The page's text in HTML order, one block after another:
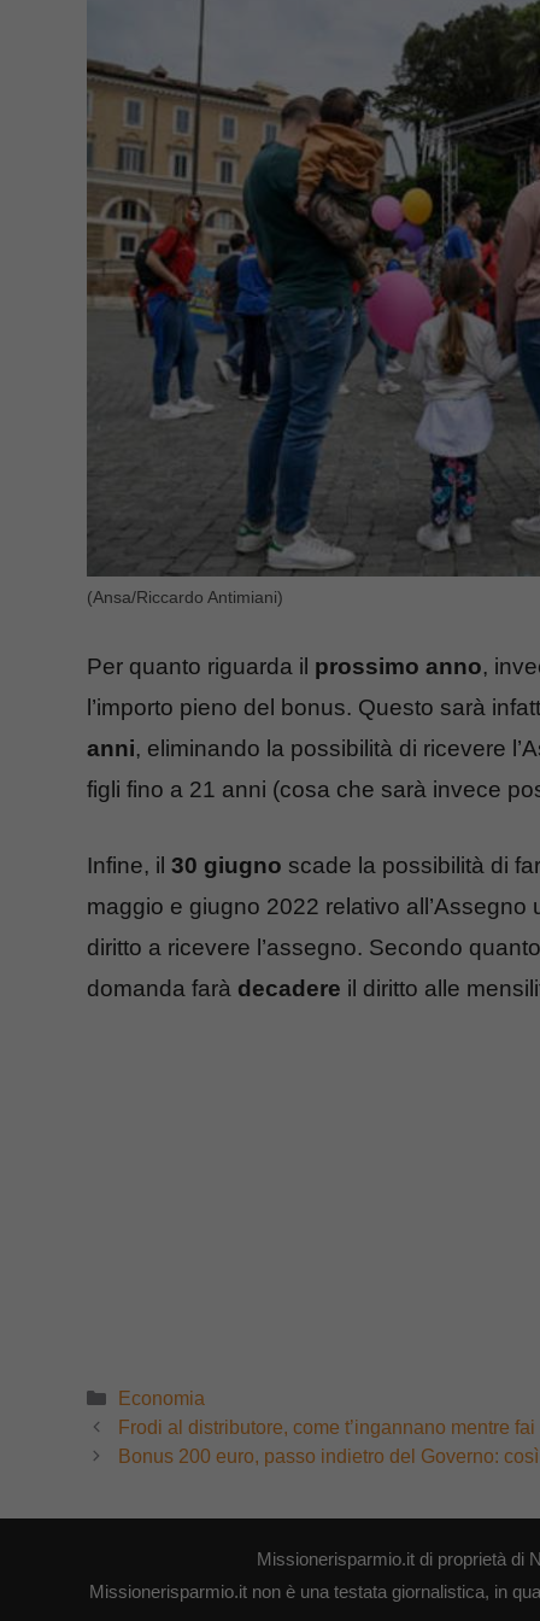
(Ansa/Riccardo Antimiani)
Per quanto riguarda il prossimo anno,
l’importo pieno del bonus. Questo sarà
anni, eliminando la possibilità di ricevere
figli fino a 21 anni (cosa che sarà invece
Infine, il 30 giugno scade la possibilità di
maggio e giugno 2022 relativo all’Assegno
diritto a ricevere l’assegno. Secondo
domanda farà decadere il diritto alle
Categorie
Economia
Frodi al distributore, come t’ingannano mentre
Bonus 200 euro, passo indietro del Governo:
Missionerisparmio.it di proprietà di
Missionerisparmio.it non è una testata giornalistica, in